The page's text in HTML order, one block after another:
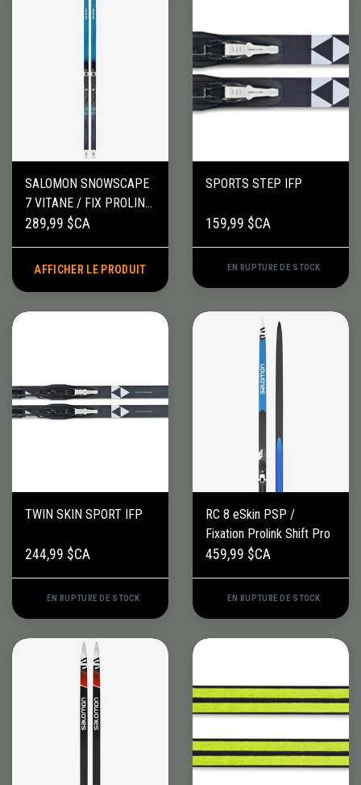
SALOMON SNOWSCAPE
7 VITANE / FIX PROLINK
AUTO
289,99 $CA
AFFICHER LE PRODUIT
SPORTS STEP IFP
159,99 $CA
EN RUPTURE DE STOCK
TWIN SKIN SPORT IFP
244,99 $CA
EN RUPTURE DE STOCK
RC 8 eSkin PSP /
Fixation Prolink Shift Pro
459,99 $CA
EN RUPTURE DE STOCK